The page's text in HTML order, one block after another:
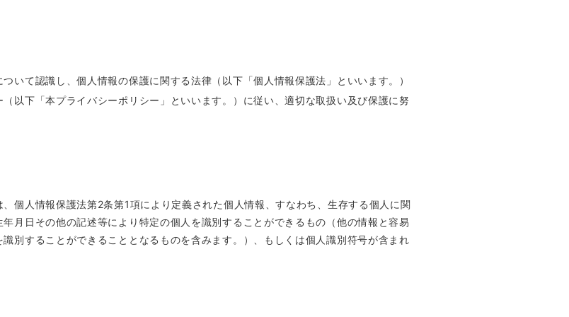
いて認識し、個人情報の保護に関する法律（以下「個人情報保護法」といいます。）
以下「本プライバシーポリシー」といいます。）に従い、適切な取扱い及び保護に努
個人情報保護法第2条第1項により定義された個人情報、すなわち、生存する個人に関
月日その他の記述等により特定の個人を識別することができるもの（他の情報と容易
別することができることとなるものを含みます。）、もしくは個人識別符号が含まれ